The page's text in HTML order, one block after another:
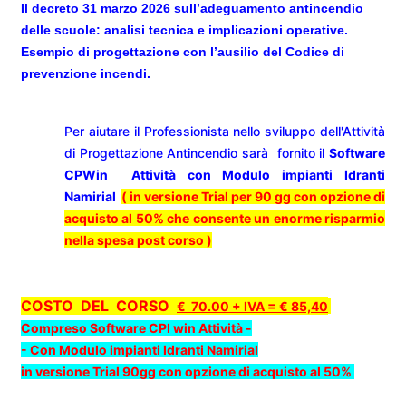
Il decreto 31 marzo 2026 sull’adeguamento antincendio
delle scuole: analisi tecnica e implicazioni operative.
Esempio di progettazione con l’ausilio del Codice di
prevenzione incendi.
Per aiutare il Professionista nello sviluppo dell'Attività
di Progettazione Antincendio sarà fornito ilSoftware
CPWin Attività con Modulo impianti Idranti
Namirial ( in versione Trial per 90 gg con opzione di
acquisto al 50% che consente un enorme risparmio
nella spesa post corso )
COSTO DEL CORSO € 70.00 + IVA = € 85,40
Compreso Software CPI win Attività -
- Con Modulo impianti Idranti Namirial
in versione Trial 90gg con opzione di acquisto al 50%